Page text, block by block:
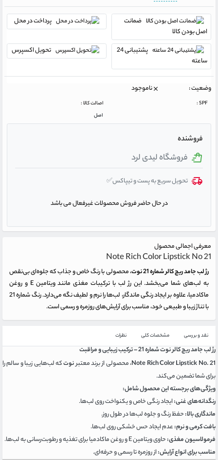
ضمانت
اصل بودن کالا
پرداخت در محل
پشتیبانی 24
ساعته
تحویل اکسپرس
وضعیت : ناموجود
SPF :
اصالت کالا :
اصل
فروشنده
فروشگاه لیدی لرد
تحویل سریع به پست و تیپاکس✅
در حال حاضر فروش محصولات غیرفعال می باشد
معرفی اجمالی محصول
Note Rich Color Lipstick No 21
رژ لب جامد ریچ کالر شماره 21 نوت
، محصولی با رنگ خاص و جذاب که جلوه‌ای بی‌نقص
به لب‌های شما می‌بخشد. این رژ لب با ترکیبات مغذی مانند ویتامین E و روغن
ماکادمیا، علاوه بر ایجاد رنگی ماندگار، لب‌ها را نرم و لطیف نگه می‌دارد. رنگ شماره 21
با تناژ زیبا و طبیعی خود، مناسب برای آرایش‌های روزمره و رسمی است.
نقد و بررسی مشخصات کلی نظرات
رژ لب جامد ریچ کالر نوت شماره 21 – ترکیب زیبایی و مراقبت
Note Rich Color Lipstick No. 21، محصولی از برند معتبرنوتکه لب‌هایی زیبا و سالم را
برای شما تضمین می‌کند.
ویژگی‌های برجسته این محصول شامل:
رنگدانه‌های غنی:ایجاد رنگی خاص و یکنواخت روی لب‌ها.
ماندگاری بالا:حفظ رنگ و جلوه لب‌ها در طول روز.
بافت کرمی و نرم:عدم ایجاد حس خشکی روی لب‌ها.
فرمولاسیون مغذی:حاوی ویتامین E و روغن ماکادمیا برای تغذیه و رطوبت‌رسانی به لب‌ها.
مناسب برای انواع آرایش:از روزمره تا رسمی و حرفه‌ای.